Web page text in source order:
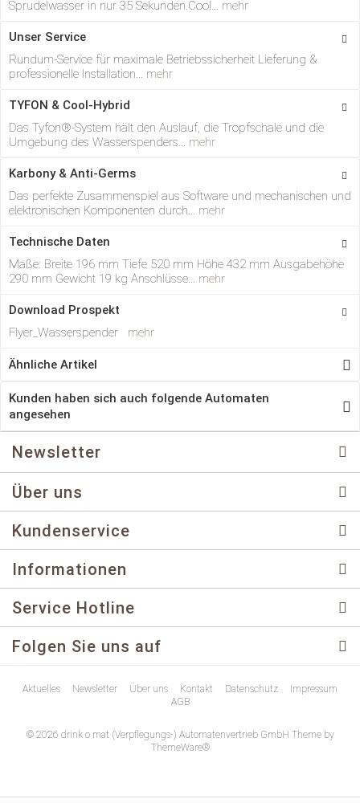
Sprudelwasser in nur 35 Sekunden.Cool... mehr
Unser Service
Rundum-Service für maximale Betriebssicherheit Lieferung &
professionelle Installation... mehr
TYFON & Cool-Hybrid
Das Tyfon®-System hält den Auslauf, die Tropfschale und die
Umgebung des Wasserspenders... mehr
Karbony & Anti-Germs
Das perfekte Zusammenspiel aus Software und mechanischen und
elektronischen Komponenten durch... mehr
Technische Daten
Maße: Breite 196 mm Tiefe 520 mm Höhe 432 mm Ausgabehöhe
290 mm Gewicht 19 kg Anschlüsse... mehr
Download Prospekt
Flyer_Wasserspender mehr
Ähnliche Artikel
Kunden haben sich auch folgende Automaten
angesehen
Newsletter
Über uns
Kundenservice
Informationen
Service Hotline
Folgen Sie uns auf
Aktuelles Newsletter Über uns Kontakt Datenschutz
Impressum
AGB
© 2026 drink o mat (Verpflegungs-) Automatenvertrieb GmbH Theme by
ThemeWare®